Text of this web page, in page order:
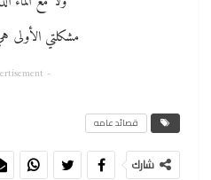
مشكلتي الأولى
-
قصائد عامه
شارك